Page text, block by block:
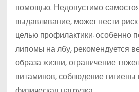
помощью. Недопустимо
выдавливание, может нести
целью профилактики, особенно
липомы на лбу, рекомендуется
образа жизни, ограничение
витаминов, соблюдение гигиены